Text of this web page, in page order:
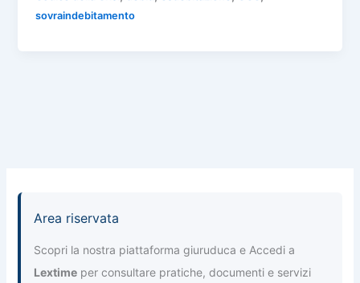
b
A
n
sovraindebitamento
Area riservata
Scopri la nostra piattaforma giuruduca e Accedi a
Lextime per consultare pratiche, documenti e servizi